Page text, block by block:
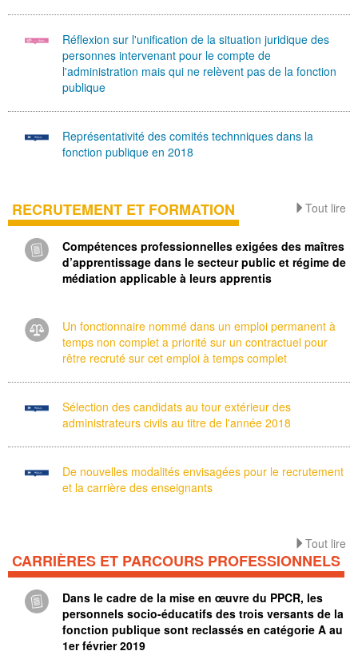
Réflexion sur l'unification de la situation juridique des
personnes intervenant pour le compte de
l'administration mais qui ne relèvent pas de la fonction
publique
Représentativité des comités technniques dans la
fonction publique en 2018
Tout lire
RECRUTEMENT ET FORMATION
Compétences professionnelles exigées des maîtres
d’apprentissage dans le secteur public et régime de
médiation applicable à leurs apprentis
Un fonctionnaire nommé dans un emploi permanent à
temps non complet a priorité sur un contractuel pour
rêtre recruté sur cet emploi à temps complet
Sélection des candidats au tour extérieur des
administrateurs civils au titre de l'année 2018
De nouvelles modalités envisagées pour le recrutement
et la carrière des enseignants
Tout lire
CARRIÈRES ET PARCOURS PROFESSIONNELS
Dans le cadre de la mise en œuvre du PPCR, les
personnels socio-éducatifs des trois versants de la
fonction publique sont reclassés en catégorie A au
1er février 2019